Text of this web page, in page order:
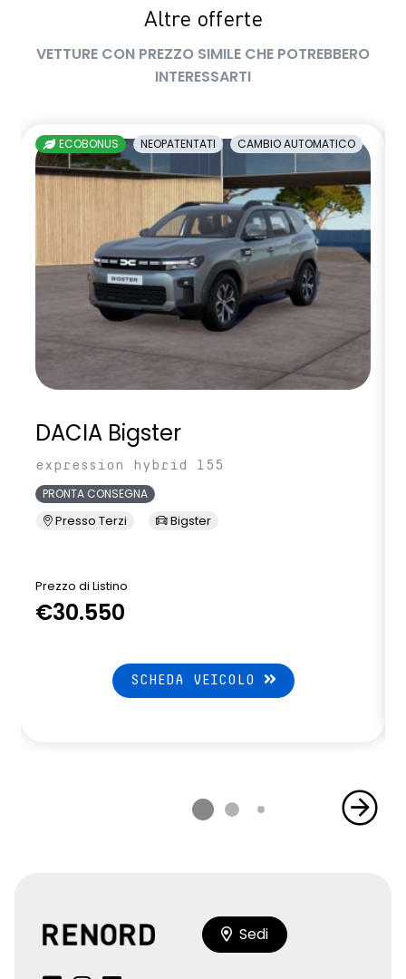
Altre offerte
VETTURE CON PREZZO SIMILE CHE POTREBBERO
INTERESSARTI
ECOBONUS NEOPATENTATI CAMBIO AUTOMATICO
DACIA Bigster
expression hybrid 155
PRONTA CONSEGNA
Presso Terzi Bigster
Prezzo di Listino
€30.550
SCHEDA VEICOLO
Sedi